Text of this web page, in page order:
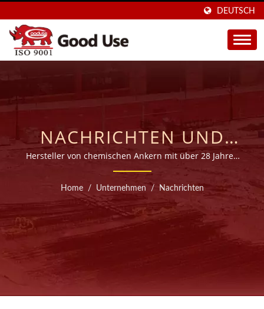
DEUTSCH
NACHRICHTEN UND
VERANSTALTUNGEN
Hersteller von chemischen Ankern mit über 28 Jahren
OEM-Erfahrung.
Home / Unternehmen / Nachrichten